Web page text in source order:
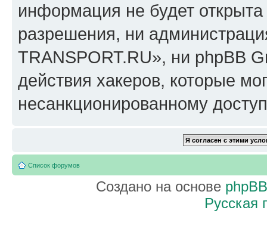
информация не будет
разрешения, ни
TRANSPORT.RU», ни phpBB
действия хакеров, которые
несанкционированному
Список форумов
Создано на основе phpBB
Русская